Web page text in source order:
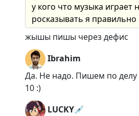
у кого что музыка играет
росказывать я правильно
жышы пишы через дефис
Ibrahim
Да. Не надо. Пишем по делу
10 :)
LUCKY💉